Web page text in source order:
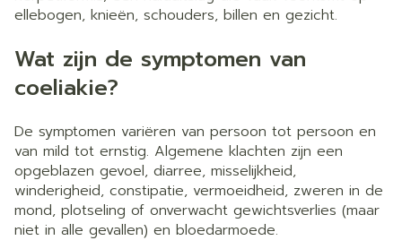
ellebogen, knieën, schouders, billen en gezicht.
Wat zijn de symptomen van
coeliakie?
De symptomen variëren van persoon tot persoon en
van mild tot ernstig. Algemene klachten zijn een
opgeblazen gevoel, diarree, misselijkheid,
winderigheid, constipatie, vermoeidheid, zweren in de
mond, plotseling of onverwacht gewichtsverlies (maar
niet in alle gevallen) en bloedarmoede.